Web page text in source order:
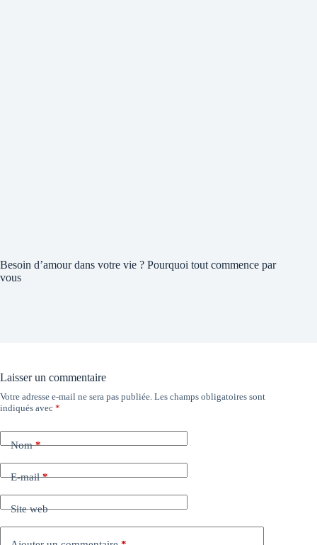
Besoin d’amour dans votre vie ? Pourquoi tout commence par
vous
Laisser un commentaire
Votre adresse e-mail ne sera pas publiée. Les champs obligatoires sont
indiqués avec *
Nom*
E-mail*
Site web